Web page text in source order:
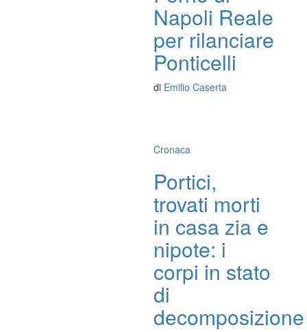
Napoli Reale
per rilanciare
Ponticelli
di Emilio Caserta
Cronaca
Portici,
trovati morti
in casa zia e
nipote: i
corpi in stato
di
decomposizione